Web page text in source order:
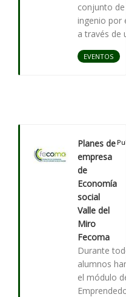
conjunto
ingenio por
a través de
EVENTOS
Planes de
empresa
de
Economía
social
Valle del
Miro
Fecoma
Durante
alumnos
el módulo